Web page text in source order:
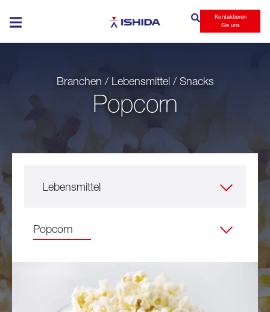
Kontaktieren
Sie uns
Branchen / Lebensmittel / Snacks
Popcorn
Lebensmittel
Popcorn